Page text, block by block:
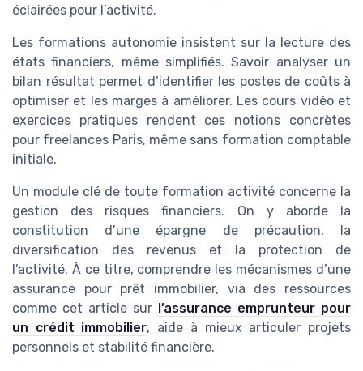
éclairées pour l’activité.
Les formations autonomie insistent sur la lecture des
états financiers, même simplifiés. Savoir analyser un
bilan résultat permet d’identifier les postes de coûts à
optimiser et les marges à améliorer. Les cours vidéo et
exercices pratiques rendent ces notions concrètes
pour freelances Paris, même sans formation comptable
initiale.
Un module clé de toute formation activité concerne la
gestion des risques financiers. On y aborde la
constitution d’une épargne de précaution, la
diversification des revenus et la protection de
l’activité. À ce titre, comprendre les mécanismes d’une
assurance pour prêt immobilier, via des ressources
comme cet article sur l’assurance emprunteur pour
un crédit immobilier, aide à mieux articuler projets
personnels et stabilité financière.